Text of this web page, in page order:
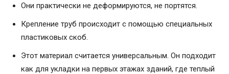
Они практически не деформируются, не портятся.
Крепление труб происходит с помощью специальных
пластиковых скоб.
Этот материал считается универсальным. Он подходит
как для укладки на первых этажах зданий, где теплый